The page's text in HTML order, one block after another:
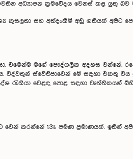
අධ්‍යාපන ක්‍රමවේදය වෙනස් කළ යුතු බව
සහ අත්දැකීම් අඩු ගතියක් අපිට
එමෙන්ම මගේ පෞද්ගලික අදහස වන්නේ,
විද්වතුන් ස්වේච්ඡාවෙන් මේ සඳහා එකතු විය
රැකියා වෙළඳ පොළ සඳහා වෘත්තිකයන්
වෙන් කරන්නේ 1.3% පමණ ප්‍රමාණයක්. ඉතින්